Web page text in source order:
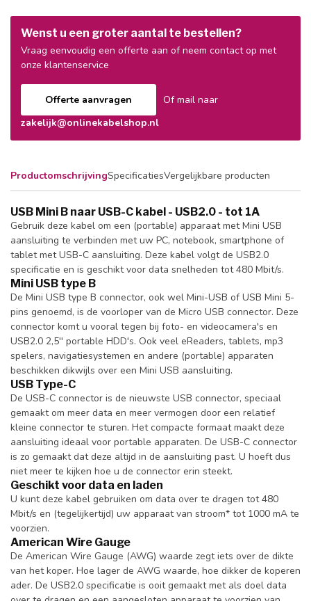
Wenst u een groter aantal te bestellen?
Vraag eenvoudig een offerte aan of neem contact op met
onze klantenservice
Offerte aanvragen
Of mail naar
zakelijk@onlinekabelshop.nl
ProductomschrijvingSpecificatiesVergelijkbare producten
USB Mini B naar USB-C kabel - USB2.0 - tot 1A
Gebruik deze kabel om een (portable) apparaat met Mini USB
aansluiting te verbinden met uw PC, notebook, smartphone of
tablet met USB-C aansluiting. Deze kabel volgt de USB2.0
specificatie en is geschikt voor data snelheden tot 480 Mbit/s.
Mini USB type B
De Mini USB type B connector, ook wel Mini-USB of USB Mini 5-
pins genoemd, is de voorloper van de Micro USB connector. Deze
connector komt u vooral tegen bij foto- en videocamera's en
USB2.0 2,5'' portable HDD's. Ook veel eReaders, tablets, mp3
spelers, navigatiesystemen en andere (portable) apparaten
beschikken dikwijls over een Mini USB aansluiting.
USB Type-C
De USB-C connector is de nieuwste USB connector, speciaal
gemaakt om meer data en meer vermogen door een relatief
kleine connector te sturen. Het compacte formaat maakt deze
aansluiting ideaal voor portable apparaten. De USB-C connector
is zo gemaakt dat deze altijd in de aansluiting past. U hoeft dus
niet meer te kijken hoe u de connector erin steekt.
Geschikt voor data en laden
U kunt deze kabel gebruiken om data over te dragen tot 480
Mbit/s en (tegelijkertijd) uw apparaat van stroom* tot 1000 mA te
voorzien.
American Wire Gauge
De American Wire Gauge (AWG) waarde zegt iets over de dikte
van het koper. Hoe lager de AWG waarde, hoe dikker de koperen
ader. De USB2.0 specificatie is ooit gemaakt met als doel data